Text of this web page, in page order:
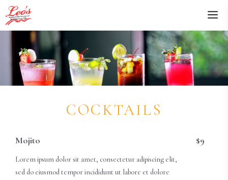
Skip
to
COCKTAILS
Mojito
Lorem ipsum dolor sit amet, consectetur adipiscing elit,
sed do eiusmod tempor incididunt ut labore et dolore
$9